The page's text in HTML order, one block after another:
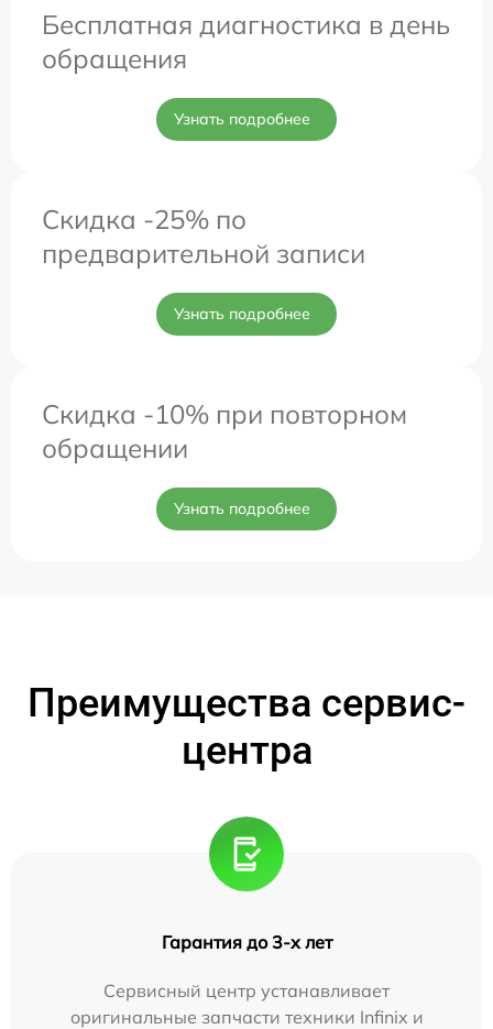
Бесплатная диагностика в день
обращения
Узнать подробнее
Скидка -25% по
предварительной записи
Узнать подробнее
Скидка -10% при повторном
обращении
Узнать подробнее
Преимущества сервис-
центра
Гарантия до 3-х лет
Сервисный центр устанавливает
оригинальные запчасти техники Infinix и